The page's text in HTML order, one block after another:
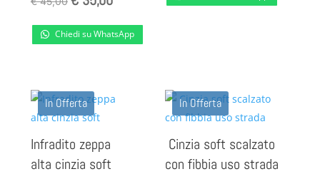
originale attuale
Chiedi su WhatsApp
In Offerta
Infradito zeppa
alta cinzia soft
In Offerta
Cinzia soft scalzato
con fibbia uso strada